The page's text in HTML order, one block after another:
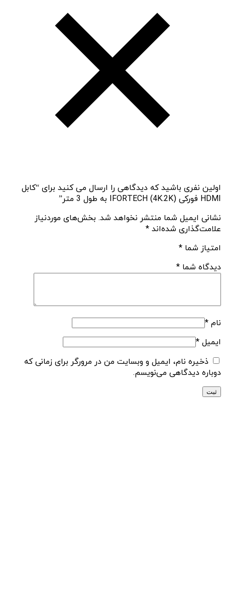
اولین نفری باشید که دیدگاهی را ارسال می کنید برای “کابل
HDMI فورکی (4K.2K) IFORTECH به طول 3 متر”
نشانی ایمیل شما منتشر نخواهد شد. بخش‌های موردنیاز
علامت‌گذاری شده‌اند *
امتیاز شما *
دیدگاه شما *
نام *
ایمیل *
ذخیره نام، ایمیل و وبسایت من در مرورگر برای زمانی که
دوباره دیدگاهی می‌نویسم.